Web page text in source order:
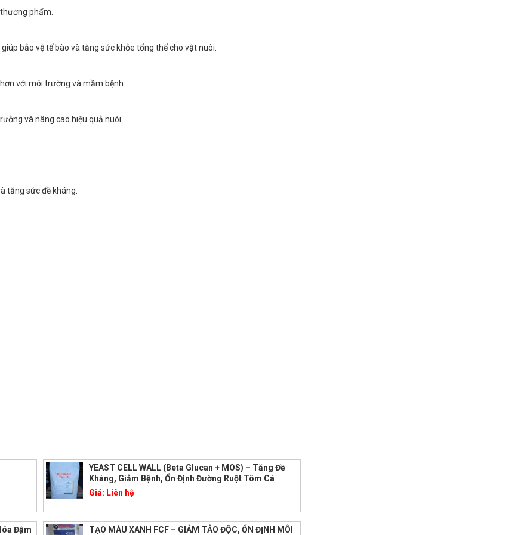
phẩm.
bảo vệ tế bào và tăng sức khỏe tổng thể cho vật nuôi.
với môi trường và mầm bệnh.
và nâng cao hiệu quả nuôi.
tăng sức đề kháng.
YEAST CELL WALL (Beta Glucan + MOS) – Tăng Đề
Kháng, Giảm Bệnh, Ổn Định Đường Ruột Tôm Cá
Giá: Liên hệ
Đậm
TẠO MÀU XANH FCF – GIẢM TẢO ĐỘC, ỔN ĐỊNH MÔI